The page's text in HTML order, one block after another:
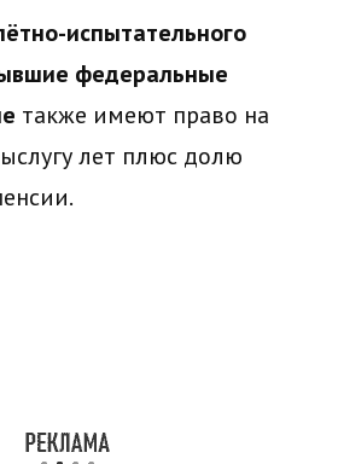
испытательного
федеральные
также имеют право на
лет плюс долю